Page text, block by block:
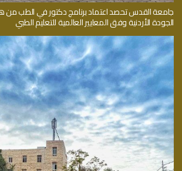
جامعة القدس تحصد اعتماد برنامج دكتور في الطب من
الجودة الأردنية وفق المعايير العالمية للتعليم الطبي